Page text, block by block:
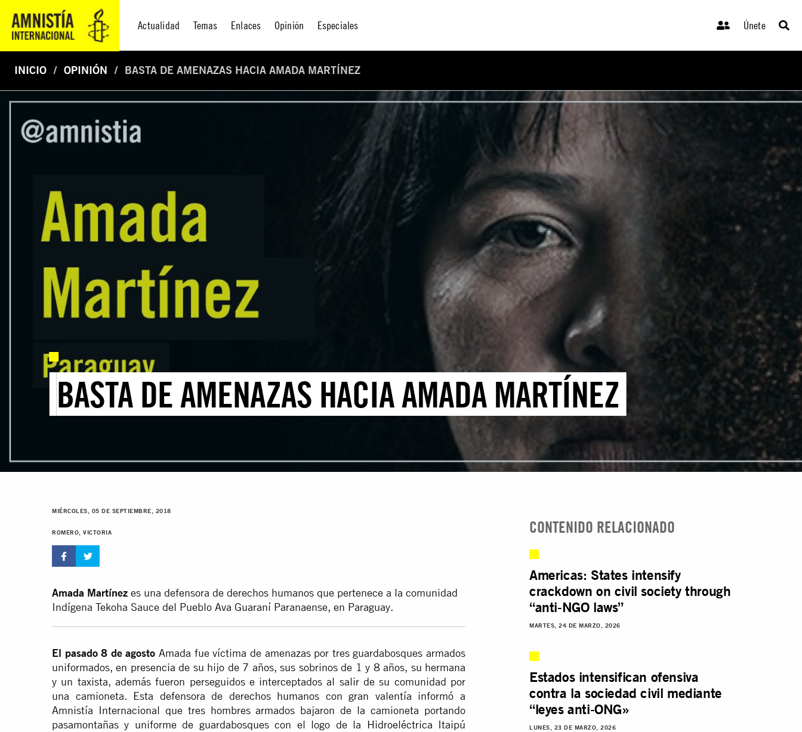
Actualidad Temas Enlaces Opinión Especiales Únete
INICIO OPINIÓN BASTA DE AMENAZAS HACIA AMADA MARTÍNEZ
BASTA DE AMENAZAS HACIA AMADA MARTÍNEZ
MIÉRCOLES, 05 DE SEPTIEMBRE, 2018
ROMERO, VICTORIA
Amada Martínez es una defensora de derechos humanos que pertenece a la comunidad
Indígena Tekoha Sauce del Pueblo Ava Guaraní Paranaense, en Paraguay.
El pasado 8 de agostoAmada fue víctima de amenazas por tres guardabosques armados
uniformados, en presencia de su hijo de 7 años, sus sobrinos de 1 y 8 años, su hermana
y un taxista, además fueron perseguidos e interceptados al salir de su comunidad por
una camioneta. Esta defensora de derechos humanos con gran valentía informó a
Amnistía Internacional que tres hombres armados bajaron de la camioneta portando
pasamontañas y uniforme de guardabosques con el logo de la Hidroeléctrica Itaipú
CONTENIDO RELACIONADO
Americas: States intensify
crackdown on civil society through
“anti-NGO laws”
MARTES, 24 DE MARZO, 2026
Estados intensifican ofensiva
contra la sociedad civil mediante
“leyes anti-ONG»
LUNES, 23 DE MARZO, 2026